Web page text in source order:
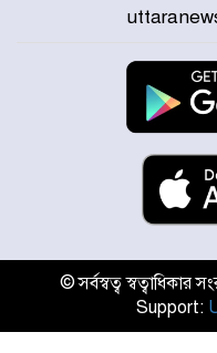
নেই
© সর্বস্বত্ব
Support: